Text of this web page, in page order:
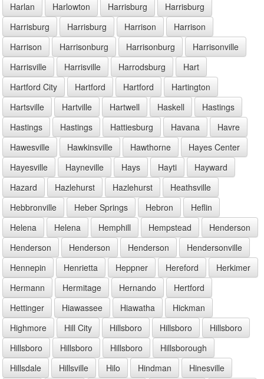
Harlan
Harlowton Harrisburg
Harrisburg
Harrisburg
Harrisburg Harrison
Harrison
Harrison
Harrisonburg Harrisonburg
Harrisonville
Harrisville
Harrisville Harrodsburg
Hart
Hartford City
Hartford Hartford
Hartington
Hartsville
Hartville Hartwell Haskell
Hastings
Hastings
Hastings Hattiesburg Havana
Havre
Hawesville
Hawkinsville Hawthorne
Hayes Center
Hayesville
Hayneville Hays Hayti
Hayward
Hazard
Hazlehurst Hazlehurst
Heathsville
Hebbronville
Heber Springs Hebron
Heflin
Helena
Helena Hemphill Hempstead
Henderson
Henderson
Henderson Henderson
Hendersonville
Hennepin
Henrietta Heppner Hereford
Herkimer
Hermann
Hermitage Hernando
Hertford
Hettinger
Hiawassee Hiawatha
Hickman
Highmore
Hill City Hillsboro Hillsboro
Hillsboro
Hillsboro
Hillsboro Hillsboro
Hillsborough
Hillsdale
Hillsville Hilo Hindman
Hinesville